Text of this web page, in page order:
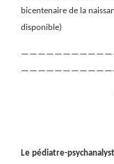
bicentenaire de la
disponible)
Le pédiatre-